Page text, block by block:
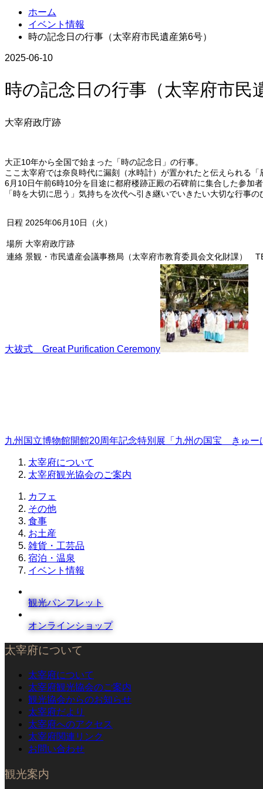
ホーム
イベント情報
時の記念日の行事（太宰府市民遺産第6号）
2025-06-10
時の記念日の行事（太宰府市民
大宰府政庁跡
大正10年から全国で始まった「時の記念日」の行事。
ここ太宰府では奈良時代に漏刻（水時計）が置かれたと伝えられる
6月10日午前6時10分を目途に都府楼跡正殿の石碑前に集合した参加
「時を大切に思う」気持ちを次代へ引き継いでいきたい大切な行事の
日程 2025年06月10日（火）
場所 大宰府政庁跡
連絡 景観・市民遺産会議事務局（太宰府市教育委員会文化財課）
大祓式 Great Purification Ceremony
九州国立博物館開館20周年記念特別展「九州の国宝 きゅー
太宰府について
太宰府観光協会のご案内
カフェ
その他
食事
お土産
雑貨・工芸品
宿泊・温泉
イベント情報
観光パンフレット
オンラインショップ
太宰府について
太宰府について
太宰府観光協会のご案内
観光協会からのお知らせ
太宰府だより
太宰府へのアクセス
太宰府関連リンク
お問い合わせ
観光案内